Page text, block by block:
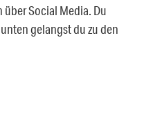
über Social Media. Du
gelangst du zu den